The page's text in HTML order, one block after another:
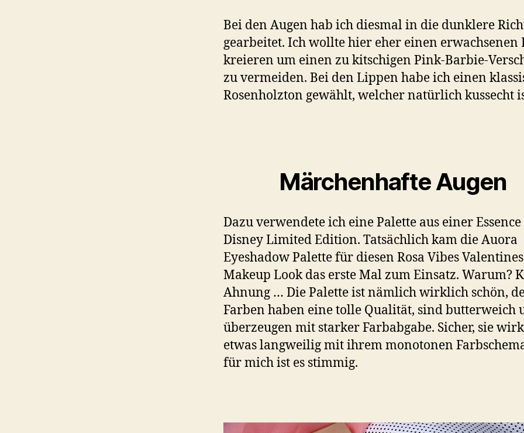
Bei den Augen hab ich diesmal in die dunklere
gearbeitet. Ich wollte hier eher einen erwachsenen
kreieren um einen zu kitschigen Pink-Barbie-
zu vermeiden. Bei den Lippen habe ich einen
Rosenholzton gewählt, welcher natürlich kussecht
Märchenhafte Augen
Dazu verwendete ich eine Palette aus einer Essence
Disney Limited Edition. Tatsächlich kam die Auora
Eyeshadow Palette für diesen Rosa Vibes
Makeup Look das erste Mal zum Einsatz. Warum?
Ahnung … Die Palette ist nämlich wirklich schön,
Farben haben eine tolle Qualität, sind butterweich
überzeugen mit starker Farbabgabe. Sicher, sie
etwas langweilig mit ihrem monotonen
für mich ist es stimmig.